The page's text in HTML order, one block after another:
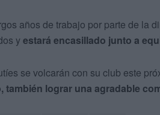
años de trabajo por parte de la
yestará encasillado junto a
se volcarán con su club este
también lograr una agradable